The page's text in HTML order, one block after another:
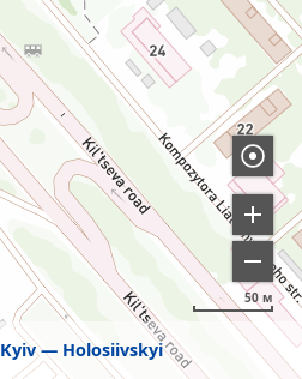
Kyiv Holosiivskyi
50 м